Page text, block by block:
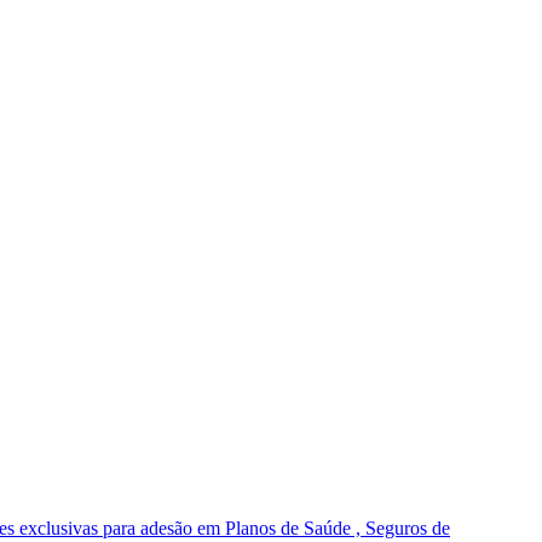
para adesão em Planos de Saúde , Seguros de